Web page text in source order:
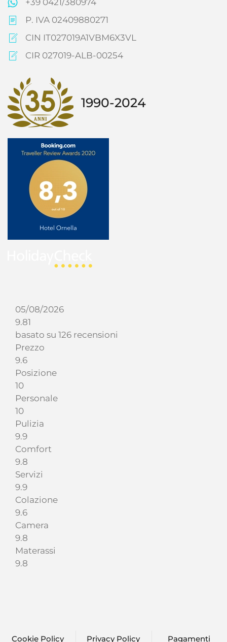
P. IVA 02409880271
CIN IT027019A1VBM6X3VL
CIR 027019-ALB-00254
1990-2024
05/08/2026
9.81
basato su 126 recensioni
Prezzo
9.6
Posizione
10
Personale
10
Pulizia
9.9
Comfort
9.8
Servizi
9.9
Colazione
9.6
Camera
9.8
Materassi
9.8
Cookie Policy Privacy Policy Pagamenti